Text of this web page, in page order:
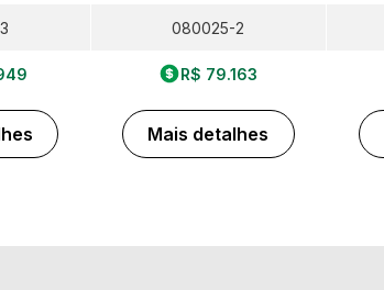
080025-2
R$ 79.163
Mais detalhes